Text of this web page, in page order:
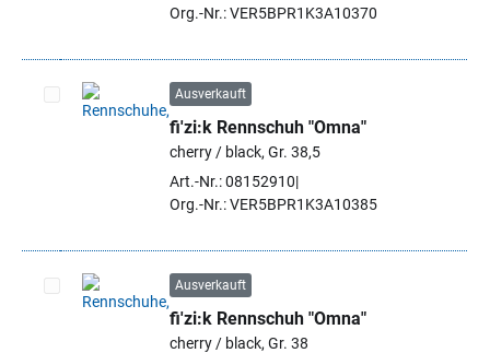
Org.-Nr.: VER5BPR1K3A10370
Artikel auswählen
Ausverkauft
fi'zi:k Rennschuh "Omna"
cherry / black, Gr. 38,5
Art.-Nr.: 08152910
Org.-Nr.: VER5BPR1K3A10385
Artikel auswählen
Ausverkauft
fi'zi:k Rennschuh "Omna"
cherry / black, Gr. 38